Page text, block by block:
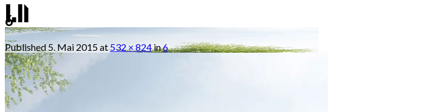
6
Published 5. Mai 2015at532 × 824in6